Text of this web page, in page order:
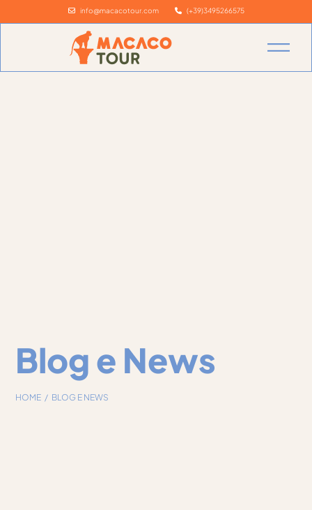
info@macacotour.com (+39)3495266575
Blog e News
HOME BLOG E NEWS